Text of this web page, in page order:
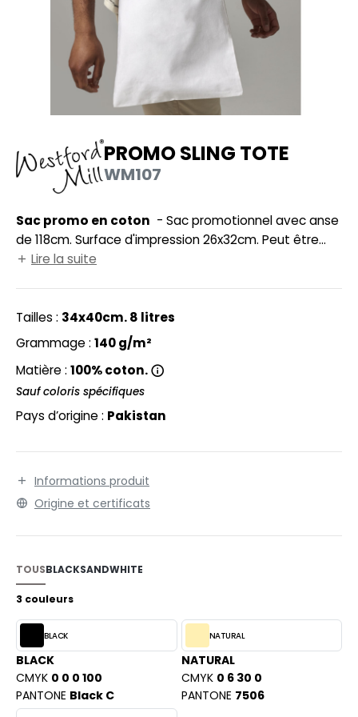
VISIBILITE
IN EUROPE
LABEL / TEAR AWAY
SHOPPING
VETEMENTS
YOUR BRAND
SI ON L'APPELAIT FRANCIS
BY PROMODORO
ROW
OF THE LOOM
OF THE LOOM VINTAGE
- BLANKS
PROMO SLING TOTE
WM107
Sac promo en coton
de 118cm. Surface d'impression 26x32cm. Peut être
porté à l'épaule.
Lire la suite
Tailles : 34x40cm. 8 litres
Grammage : 140 g/m²
Matière : 100% coton.
Sauf coloris spécifiques
Pays d’origine : Pakistan
Informations produit
Origine et certificats
TOUSBLACKSANDWHITE
3 couleurs
BLACK
BLACK
CMYK 0 0 0 100
PANTONE Black C
NATURAL
NATURAL
CMYK 0 6 30 0
PANTONE 7506